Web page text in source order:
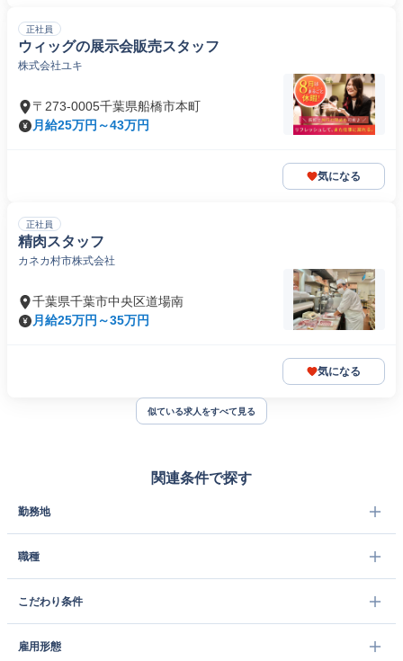
正社員
ウィッグの展示会販売スタッフ
株式会社ユキ
〒273-0005千葉県船橋市本町
月給25万円～43万円
気になる
正社員
精肉スタッフ
カネカ村市株式会社
千葉県千葉市中央区道場南
月給25万円～35万円
気になる
似ている求人をすべて見る
関連条件で探す
勤務地
職種
こだわり条件
雇用形態